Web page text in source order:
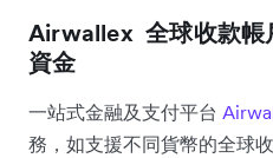
Airwallex 全球收款帳
資金
一站式金融及支付平台
務，如支援不同貨幣的全球